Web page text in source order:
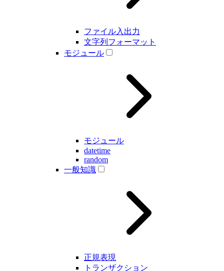
ファイル入出力
文字列フォーマット
モジュール
モジュール
datetime
random
一般知識
正規表現
トランザクション